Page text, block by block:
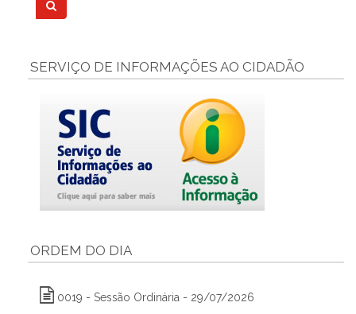
SERVIÇO DE INFORMAÇÕES AO CIDADÃO
ORDEM DO DIA
0019 - Sessão Ordinária - 29/07/2026